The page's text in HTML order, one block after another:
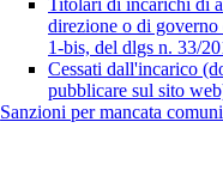
Titolari di incarichi di
direzione o di
1-bis, del dlgs n. 33/
Cessati dall'incarico
pubblicare sul sito
Sanzioni per mancata